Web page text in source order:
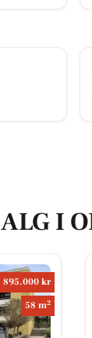
I
895.000 kr
58 m2